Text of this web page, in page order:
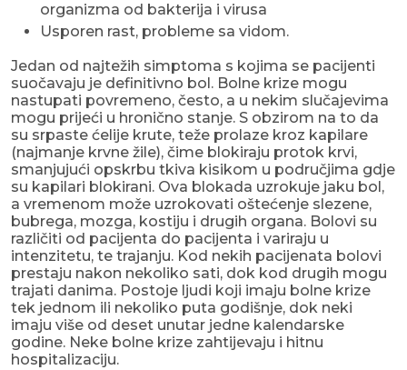
organizma od bakterija i virusa
Usporen rast, probleme sa vidom.
Jedan od najtežih simptoma s kojima se pacijenti
suočavaju je definitivno bol. Bolne krize mogu
nastupati povremeno, često, a u nekim slučajevima
mogu prijeći u hronično stanje. S obzirom na to da
su srpaste ćelije krute, teže prolaze kroz kapilare
(najmanje krvne žile), čime blokiraju protok krvi,
smanjujući opskrbu tkiva kisikom u područjima gdje
su kapilari blokirani. Ova blokada uzrokuje jaku bol,
a vremenom može uzrokovati oštećenje slezene,
bubrega, mozga, kostiju i drugih organa. Bolovi su
različiti od pacijenta do pacijenta i variraju u
intenzitetu, te trajanju. Kod nekih pacijenata bolovi
prestaju nakon nekoliko sati, dok kod drugih mogu
trajati danima. Postoje ljudi koji imaju bolne krize
tek jednom ili nekoliko puta godišnje, dok neki
imaju više od deset unutar jedne kalendarske
godine. Neke bolne krize zahtijevaju i hitnu
hospitalizaciju.